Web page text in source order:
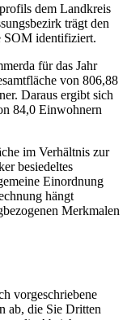
dem Landkreis
trägt den
SOM identifiziert.
für das Jahr
von 806,88
Daraus ergibt sich
84,0 Einwohnern
im Verhältnis zur
besiedeltes
Einordnung
hängt
Merkmalen
vorgeschriebene
ab, die Sie Dritten